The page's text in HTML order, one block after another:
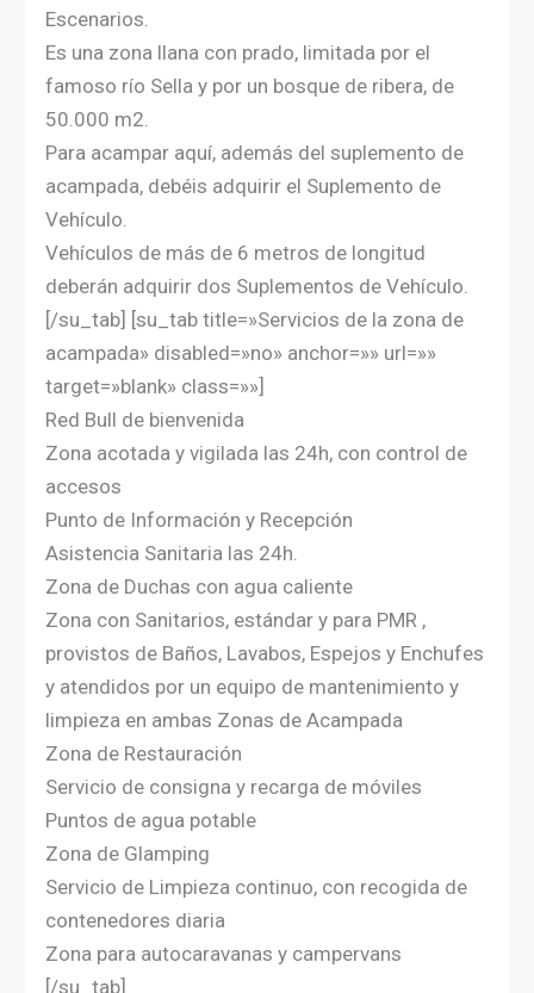
Escenarios.
Es una zona llana con prado, limitada por el
famoso río Sella y por un bosque de ribera, de
50.000 m2.
Para acampar aquí, además del suplemento de
acampada, debéis adquirir el Suplemento de
Vehículo.
Vehículos de más de 6 metros de longitud
deberán adquirir dos Suplementos de Vehículo.
[/su_tab] [su_tab title=»Servicios de la zona de
acampada» disabled=»no» anchor=»» url=»»
target=»blank» class=»»]
Red Bull de bienvenida
Zona acotada y vigilada las 24h, con control de
accesos
Punto de Información y Recepción
Asistencia Sanitaria las 24h.
Zona de Duchas con agua caliente
Zona con Sanitarios, estándar y para PMR ,
provistos de Baños, Lavabos, Espejos y Enchufes
y atendidos por un equipo de mantenimiento y
limpieza en ambas Zonas de Acampada
Zona de Restauración
Servicio de consigna y recarga de móviles
Puntos de agua potable
Zona de Glamping
Servicio de Limpieza continuo, con recogida de
contenedores diaria
Zona para autocaravanas y campervans
[/su_tab]